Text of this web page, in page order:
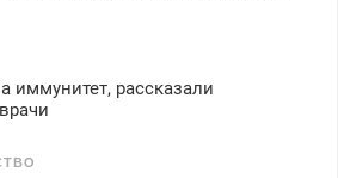
иммунитет, рассказали